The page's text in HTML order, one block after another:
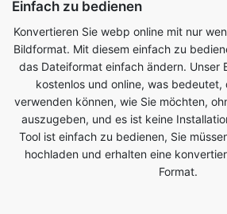
kostenlos und online, was bedeutet,
verwenden können, wie Sie möchten,
auszugeben, und es ist keine
Tool ist einfach zu bedienen, Sie
hochladen und erhalten eine
Format.